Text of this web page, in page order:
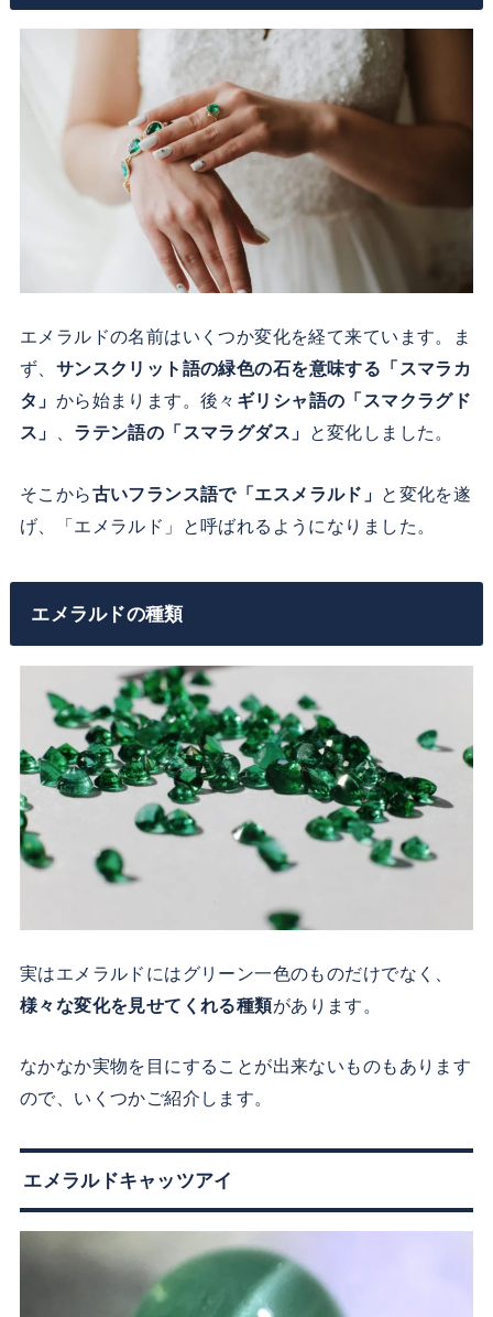
エメラルドの名前はいくつか変化を経て来ています。ま
ず、 サンスクリット語の緑色の石を意味する「スマラカ
タ」 から始まります。後々 ギリシャ語の「スマクラグド
ス」
ラテン語の「スマラグダス」 と変化しました。
そこから古いフランス語で「エスメラルド」
と変化を遂
げ、「エメラルド」と呼ばれるようになりました。
エメラルドの種類
実はエメラルドにはグリーン一色のものだけでなく、
様々な変化を見せてくれる種類があります。
なかなか実物を目にすることが出来ないものもあります
ので、いくつかご紹介します。
エメラルドキャッツアイ